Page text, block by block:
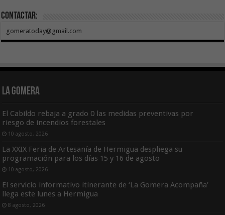
Contactar:
gomeratoday@gmail.com
La Gomera
El Cabildo rebaja a grado 0 las medidas preventivas por
riesgo de incendios forestales
10 agosto, 2026
La XXIX Feria de Artesanía de Hermigua despliega su
programación para los días 15 y 16 de agosto
10 agosto, 2026
El servicio informativo itinerante de ‘La Gomera Acompaña’
llega este lunes a Hermigua
8 agosto, 2026